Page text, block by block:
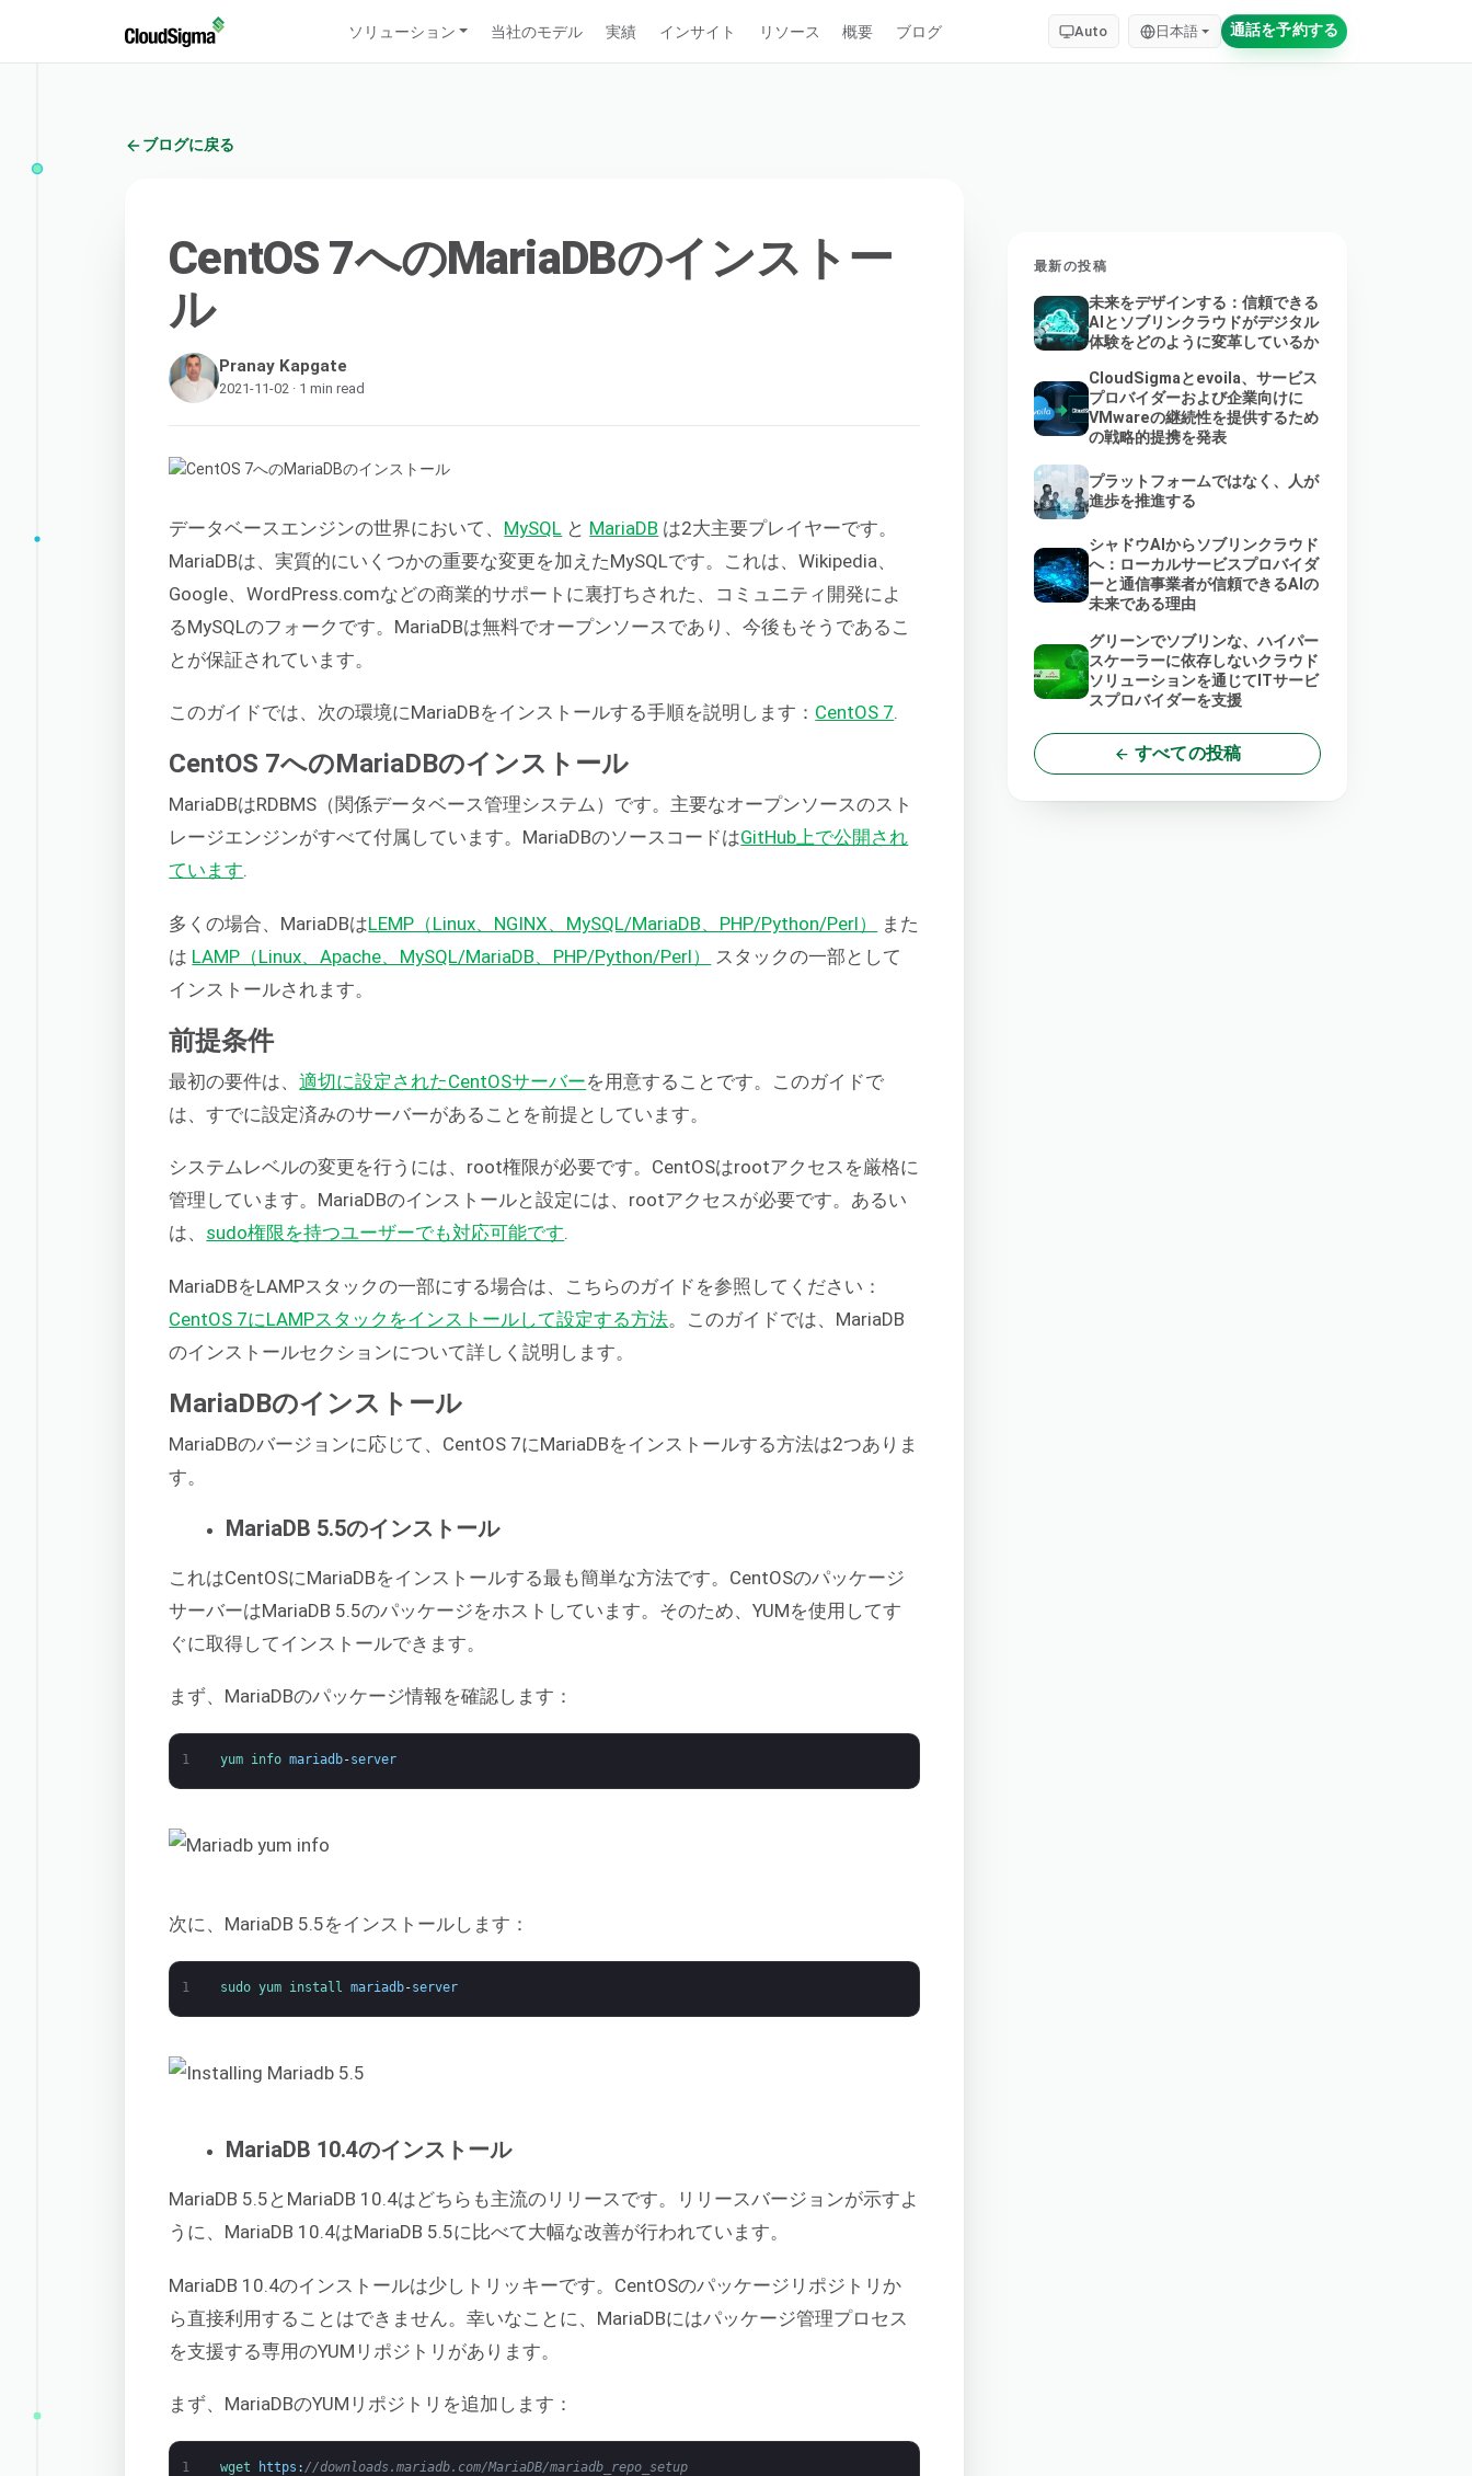
ソリューション 当社のモデル 実績 インサイト リソース 概要 ブログ Auto 日本語 通話を予約する
ブログに戻る
CentOS 7へのMariaDBのインストー
ル
Pranay Kapgate
2021-11-02 · 1 min read
データベースエンジンの世界において、 MySQL と MariaDB は2大主要プレイヤーです。
MariaDBは、実質的にいくつかの重要な変更を加えたMySQLです。これは、Wikipedia、
Google、WordPress.comなどの商業的サポートに裏打ちされた、コミュニティ開発によ
るMySQLのフォークです。MariaDBは無料でオープンソースであり、今後もそうであるこ
とが保証されています。
このガイドでは、次の環境にMariaDBをインストールする手順を説明します： CentOS 7
CentOS 7へのMariaDBのインストール
MariaDBはRDBMS（関係データベース管理システム）です。主要なオープンソースのスト
レージエンジンがすべて付属しています。MariaDBのソースコードはGitHub上で公開され
ています.
多くの場合、MariaDBはLEMP（Linux、NGINX、MySQL/MariaDB、PHP/Python/Perl）
また
は LAMP（Linux、Apache、MySQL/MariaDB、PHP/Python/Perl）
スタックの一部として
インストールされます。
前提条件
最初の要件は、適切に設定されたCentOSサーバーを用意することです。このガイドで
は、すでに設定済みのサーバーがあることを前提としています。
システムレベルの変更を行うには、root権限が必要です。CentOSはrootアクセスを厳格に
管理しています。MariaDBのインストールと設定には、rootアクセスが必要です。あるい
は、 sudo権限を持つユーザーでも対応可能です.
MariaDBをLAMPスタックの一部にする場合は、こちらのガイドを参照してください：
CentOS 7にLAMPスタックをインストールして設定する方法。このガイドでは、MariaDB
のインストールセクションについて詳しく説明します。
MariaDBのインストール
MariaDBのバージョンに応じて、CentOS 7にMariaDBをインストールする方法は2つありま
す。
MariaDB 5.5のインストール
これはCentOSにMariaDBをインストールする最も簡単な方法です。CentOSのパッケージ
サーバーはMariaDB 5.5のパッケージをホストしています。そのため、YUMを使用してす
ぐに取得してインストールできます。
まず、MariaDBのパッケージ情報を確認します：
1 yum info mariadb-server
次に、MariaDB 5.5をインストールします：
1 sudo yum install mariadb-server
MariaDB 10.4のインストール
MariaDB 5.5とMariaDB 10.4はどちらも主流のリリースです。リリースバージョンが示すよ
うに、MariaDB 10.4はMariaDB 5.5に比べて大幅な改善が行われています。
MariaDB 10.4のインストールは少しトリッキーです。CentOSのパッケージリポジトリか
ら直接利用することはできません。幸いなことに、MariaDBにはパッケージ管理プロセス
を支援する専用のYUMリポジトリがあります。
まず、MariaDBのYUMリポジトリを追加します：
1 wget https : //downloads.mariadb.com/MariaDB/mariadb_repo_setup
最新の投稿
未来をデザインする：信頼できる
AIとソブリンクラウドがデジタル
体験をどのように変革しているか
CloudSigmaとevoila、サービス
プロバイダーおよび企業向けに
VMwareの継続性を提供するため
の戦略的提携を発表
プラットフォームではなく、人が
進歩を推進する
シャドウAIからソブリンクラウド
へ：ローカルサービスプロバイダ
ーと通信事業者が信頼できるAIの
未来である理由
グリーンでソブリンな、ハイパー
スケーラーに依存しないクラウド
ソリューションを通じてITサービ
スプロバイダーを支援
すべての投稿